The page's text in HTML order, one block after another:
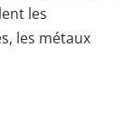
les
les métaux